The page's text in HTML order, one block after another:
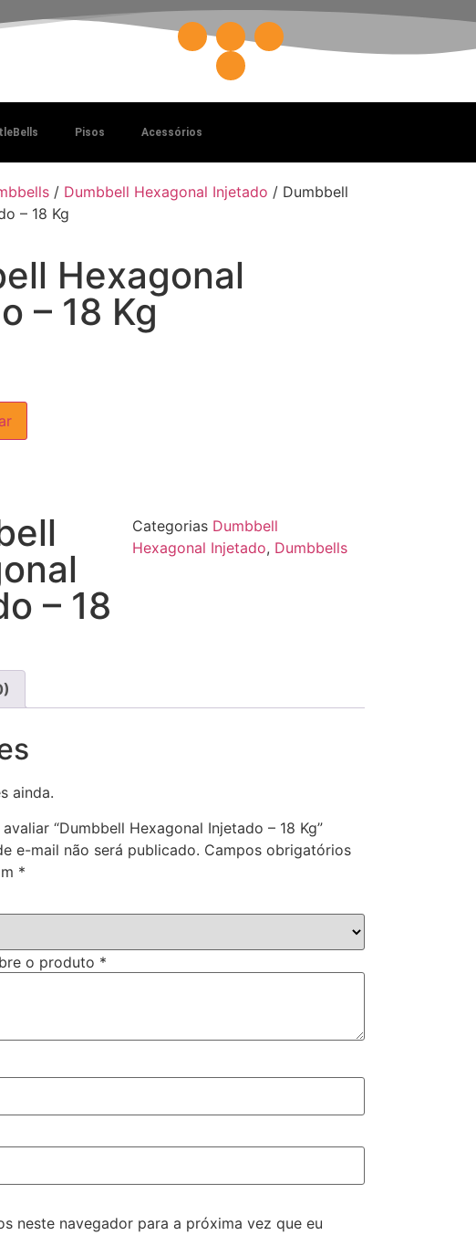
Pisos Acessórios
/ Dumbbell Hexagonal Injetado / Dumbbell
– 18 Kg
Hexagonal
– 18 Kg
– 18
Categorias Dumbbell
Hexagonal Injetado, Dumbbells
ainda.
“Dumbbell Hexagonal Injetado – 18 Kg”
e-mail não será publicado. Campos obrigatórios
*
o produto *
neste navegador para a próxima vez que eu